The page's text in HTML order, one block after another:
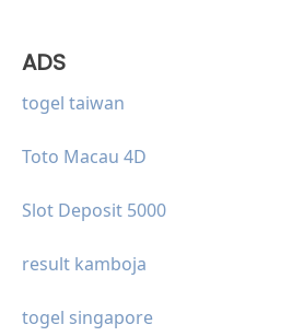
ADS
togel taiwan
Toto Macau 4D
Slot Deposit 5000
result kamboja
togel singapore